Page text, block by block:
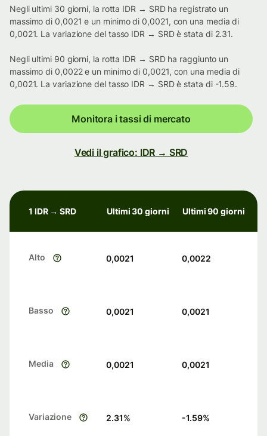
Negli ultimi 30 giorni, la rotta IDR → SRD ha registrato un
massimo di 0,0021 e un minimo di 0,0021, con una media di
0,0021. La variazione del tasso IDR → SRD è stata di 2.31.
Negli ultimi 90 giorni, la rotta IDR → SRD ha raggiunto un
massimo di 0,0022 e un minimo di 0,0021, con una media di
0,0021. La variazione del tasso IDR → SRD è stata di -1.59.
Monitora i tassi di mercato
Vedi il grafico: IDR → SRD
1 IDR → SRD Ultimi 30 giorni Ultimi 90 giorni
Alto 0,0021 0,0022
Basso 0,0021 0,0021
Media 0,0021 0,0021
Variazione 2.31% -1.59%